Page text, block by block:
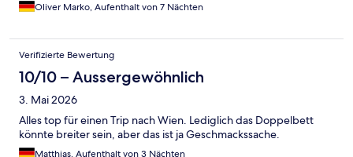
Oliver Marko, Aufenthalt von 7 Nächten
Verifizierte Bewertung
10/10 – Aussergewöhnlich
3. Mai 2026
Alles top für einen Trip nach Wien. Lediglich das Doppelbett
könnte breiter sein, aber das ist ja Geschmackssache.
Matthias, Aufenthalt von 3 Nächten